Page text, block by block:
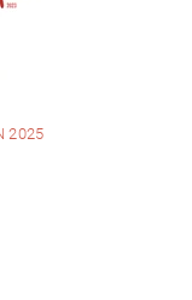
2025